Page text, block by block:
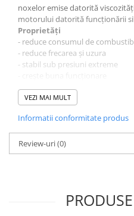
0W40
10W40
5W20
5W30
Ulei Transmisie
noxelor emise datorită
motorului datorită funcţionării
Proprietăţi
- reduce consumul de
- reduce frecarea și uzura
- stabil sub presiuni extreme
- testat pentru filtre de particule
- stabilitate termică ridicată
- durată lungă de funcționare a
Date tehnice
Baza aditivi sintetici,
Culoare/aspect verde
Domenii de aplicare
VEZI MAI MULT
Informatii conformitate produs
Review-uri(0)